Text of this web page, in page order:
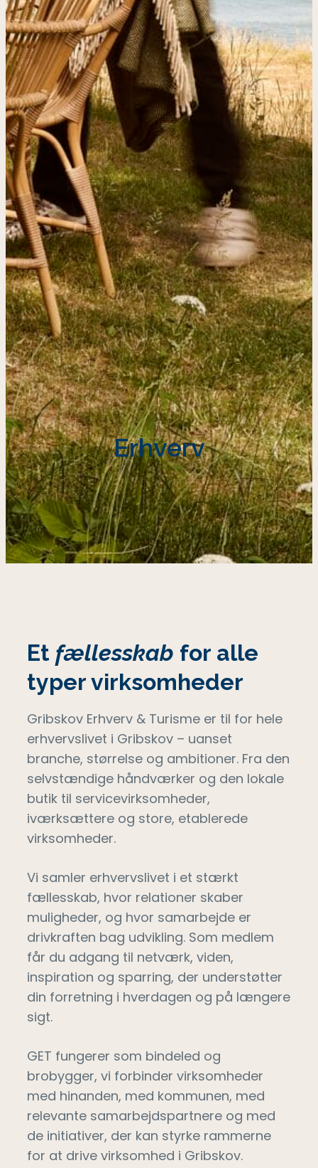
Erhverv
Et fællesskab for alle
typer virksomheder
Gribskov Erhverv & Turisme er til for hele
erhvervslivet i Gribskov – uanset
branche, størrelse og ambitioner. Fra den
selvstændige håndværker og den lokale
butik til servicevirksomheder,
iværksættere og store, etablerede
virksomheder.
Vi samler erhvervslivet i et stærkt
fællesskab, hvor relationer skaber
muligheder, og hvor samarbejde er
drivkraften bag udvikling. Som medlem
får du adgang til netværk, viden,
inspiration og sparring, der understøtter
din forretning i hverdagen og på længere
sigt.
GET fungerer som bindeled og
brobygger, vi forbinder virksomheder
med hinanden, med kommunen, med
relevante samarbejdspartnere og med
de initiativer, der kan styrke rammerne
for at drive virksomhed i Gribskov.